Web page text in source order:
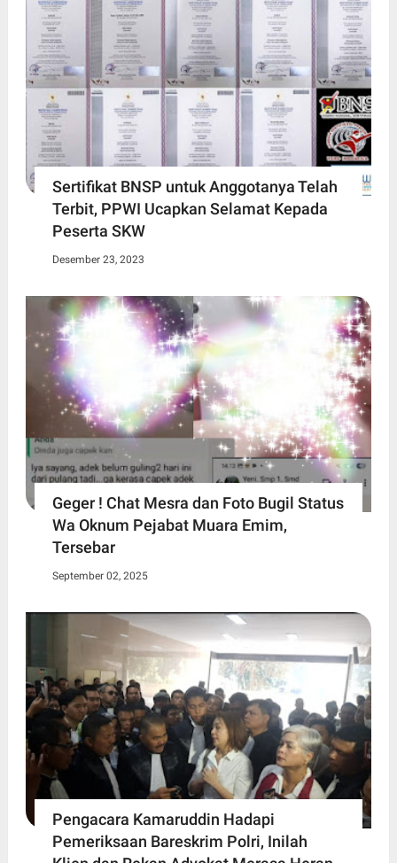
Sertifikat BNSP untuk Anggotanya Telah
Terbit, PPWI Ucapkan Selamat Kepada
Peserta SKW
Desember 23, 2023
Geger ! Chat Mesra dan Foto Bugil Status
Wa Oknum Pejabat Muara Emim,
Tersebar
September 02, 2025
Pengacara Kamaruddin Hadapi
Pemeriksaan Bareskrim Polri, Inilah